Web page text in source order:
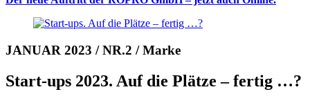
JANUAR 2023 / NR.2 / Marke
Start-ups 2023. Auf die Plätze – fertig …?